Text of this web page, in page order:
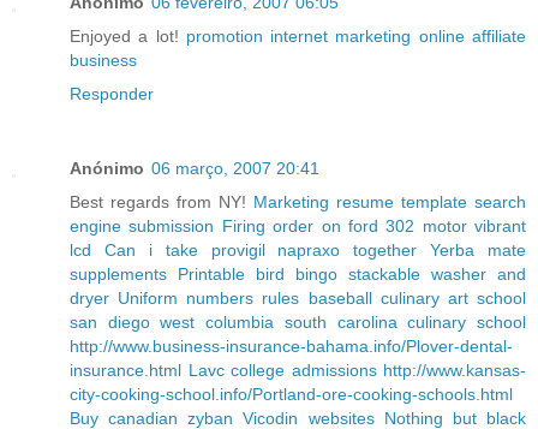
Enjoyed a lot! promotion internet marketing online affiliate
business
Responder
Anónimo 06 março, 2007 20:41
Best regards from NY! Marketing resume template search
engine submission Firing order on ford 302 motor vibrant
lcd
Can i take provigil napraxo together
Yerba mate
supplements
Printable bird bingo stackable washer and
dryer Uniform numbers rules baseball culinary art school
san diego west columbia south carolina culinary school
http://www.business-insurance-bahama.info/Plover-dental-
insurance.html Lavc college admissions http://www.kansas-
city-cooking-school.info/Portland-ore-cooking-schools.html
Buy canadian zyban Vicodin websites Nothing but black